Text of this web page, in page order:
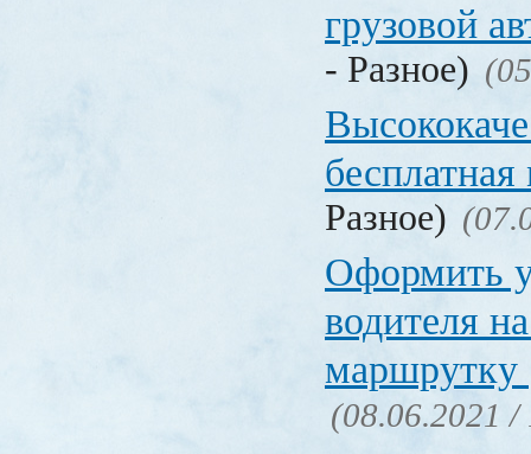
грузовой
- Разное)
Разное)
Оформить
водителя
маршрутку
(08.06.2021 /